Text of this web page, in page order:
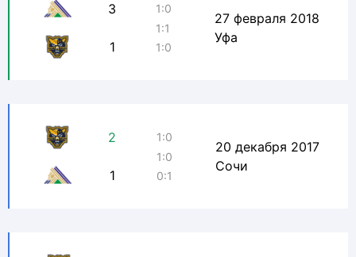
3
1
1:0
1:1
1:0
27 февраля 2018
Уфа
2
1
1:0
1:0
0:1
20 декабря 2017
Сочи